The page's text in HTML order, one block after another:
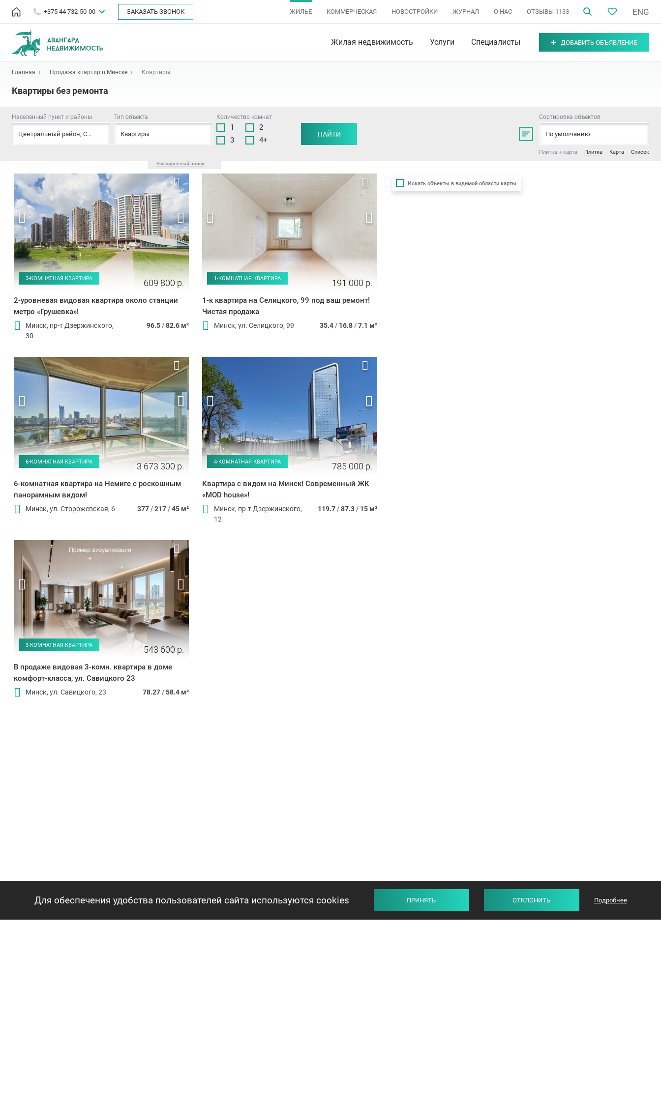
+375 44 732-50-00 ЗАКАЗАТЬ ЗВОНОК ЖИЛЬЕ КОММЕРЧЕСКАЯ НОВОСТРОЙКИ ЖУРНАЛ О НАС ОТЗЫВЫ 1133 ENG
Жилая недвижимость Услуги Специалисты ДОБАВИТЬ ОБЪЯВЛЕНИЕ
Главная Продажа квартир в Минске Квартиры
Квартиры без ремонта
Населенный пункт и районы
Центральный район, Советский район ,Первомайский район Партизанский район Заводской район,Ленинский район Фрунзенский район,Минск
Тип объекта
Квартиры
Количество комнат
1
2
3
4+
Расширенный поиск
НАЙТИ
Сортировка объектов
По умолчанию
Плитка + карта Плитка Карта Список
3-КОМНАТНАЯ КВАРТИРА 609 800 р.
2-уровневая видовая квартира около станции
метро «Грушевка»!
Минск, пр-т Дзержинского,
30
96.5/82.6 м²
1-КОМНАТНАЯ КВАРТИРА 191 000 р.
1-к квартира на Селицкого, 99 под ваш ремонт!
Чистая продажа
Минск, ул. Селицкого, 99 35.4/16.8/7.1 м²
6-КОМНАТНАЯ КВАРТИРА 3 673 300 р.
6-комнатная квартира на Немиге с роскошным
панорамным видом!
Минск, ул. Сторожевская, 6 377/217/45 м²
4-КОМНАТНАЯ КВАРТИРА 785 000 р.
Квартира с видом на Минск! Современный ЖК
«MOD house»!
Минск, пр-т Дзержинского,
12
119.7/87.3/15 м²
3-КОМНАТНАЯ КВАРТИРА 543 600 р.
В продаже видовая 3-комн. квартира в доме
комфорт-класса, ул. Савицкого 23
Минск, ул. Савицкого, 23 78.27/58.4 м²
Искать объекты в видимой области карты
Для обеспечения удобства пользователей сайта используются cookies ПРИНЯТЬ ОТКЛОНИТЬ Подробнее